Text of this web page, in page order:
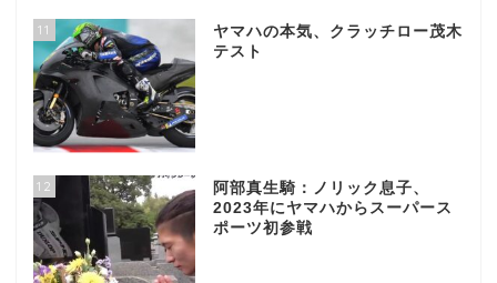
11
ヤマハの本気、クラッチロー茂木
テスト
12
阿部真生騎：ノリック息子、
2023年にヤマハからスーパース
ポーツ初参戦